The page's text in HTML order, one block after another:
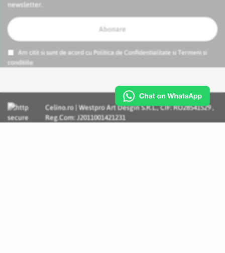
newsletter.
Abonare
Am citit si sunt de acord cu Politica de Confidentialitate si
Termeni si
conditiile
Celino.ro | Westpro Art Desgin S.R.L., CIF: RO28541529 ,
Reg.Com: J2011001421231